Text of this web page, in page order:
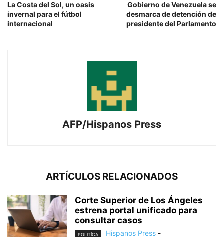
La Costa del Sol, un oasis
invernal para el fútbol
internacional
Gobierno de Venezuela se
desmarca de detención de
presidente del Parlamento
AFP/Hispanos Press
ARTÍCULOS RELACIONADOS
Corte Superior de Los Ángeles
estrena portal unificado para
consultar casos
POLITÍCA Hispanos Press -